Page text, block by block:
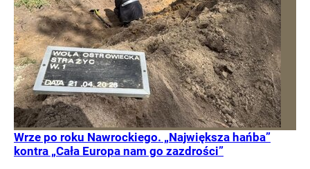
Wrze po roku Nawrockiego. „Największa hańba”
kontra „Cała Europa nam go zazdrości”